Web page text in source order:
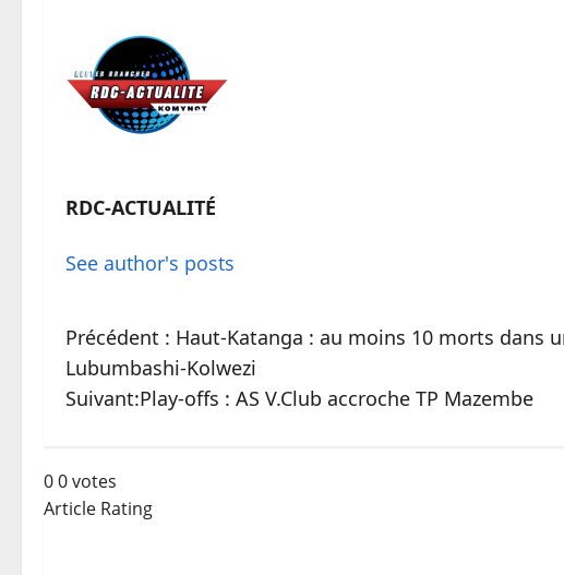
RDC-ACTUALITÉ
See author's posts
Précédent : Haut-Katanga : au moins 10 morts dans
Lubumbashi-Kolwezi
Suivant:Play-offs : AS V.Club accroche TP Mazembe
00votes
Article Rating